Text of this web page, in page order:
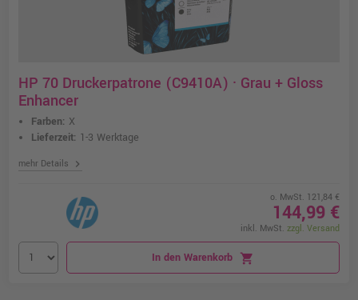
HP 70 Druckerpatrone (C9410A) · Grau + Gloss
Enhancer
Farben: X
Lieferzeit: 1-3 Werktage
mehr Details chevron_right
o. MwSt. 121,84 €
144,99 €
inkl. MwSt. zzgl. Versand
In den Warenkorb shopping_cart